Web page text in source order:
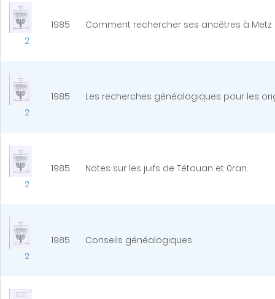
2
1985 Comment rechercher ses ancêtres à Metz
2
1985 Les recherches généalogiques pour les
2
1985 Notes sur les juifs de Tétouan et 0ran.
2
1985 Conseils généalogiques